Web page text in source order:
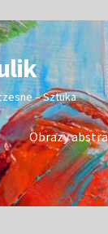
– Sztuka
Obrazy